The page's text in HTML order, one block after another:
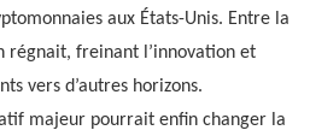
aux États-Unis. Entre la
régnait, freinant l’innovation et
vers d’autres horizons.
majeur pourrait enfin changer la